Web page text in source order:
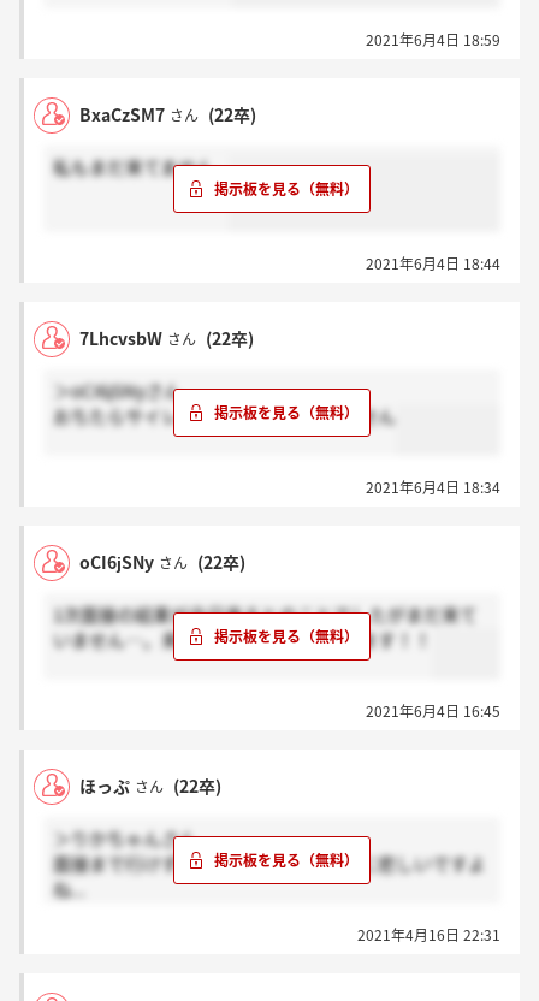
2021年6月4日 18:59
BxaCzSM7 さん (22卒)
私もまだ来てません...
2021年6月4日 18:44
7LhcvsbW さん (22卒)
＞oCI6jSNyさん
おちたらサイレントですか？私もきません
2021年6月4日 18:34
oCI6jSNy さん (22卒)
1次面接の結果が今日来るとのことでしたがまだ来て
いません…。来ている方感謝お願いします！！
2021年6月4日 16:45
ほっぷ さん (22卒)
＞りかちゃんさん
面接まで行けずに落ちてしまうの本当に悲しいですよ
ね...
2021年4月16日 22:31